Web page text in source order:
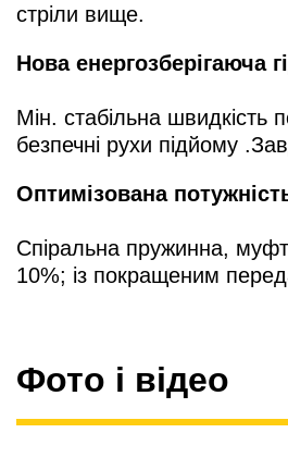
стріли вище.
Нова енергозберігаюча
Мін. стабільна швидкість
безпечні рухи підйому
Оптимізована
Спіральна пружинна,
10%; із покращеним
Фото і відео